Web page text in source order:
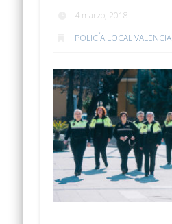
4 marzo, 2018
POLICÍA LOCAL VALENCIA